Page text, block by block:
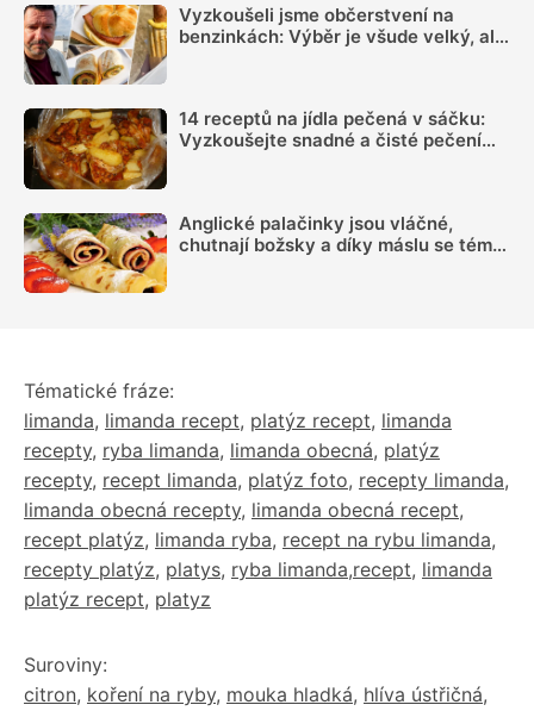
Vyzkoušeli jsme občerstvení na
benzinkách: Výběr je všude velký, ale
14 receptů na jídla pečená v sáčku:
Vyzkoušejte snadné a čisté pečení
Anglické palačinky jsou vláčné,
chutnají božsky a díky máslu se téměř
Tématické fráze:
limanda, limanda recept, platýz recept, limanda
recepty, ryba limanda, limanda obecná, platýz
recepty, recept limanda, platýz foto, recepty limanda,
limanda obecná recepty, limanda obecná recept,
recept platýz, limanda ryba, recept na rybu limanda,
recepty platýz, platys, ryba limanda,recept, limanda
platýz recept, platyz
Suroviny:
citron, koření na ryby, mouka hladká, hlíva ústřičná,